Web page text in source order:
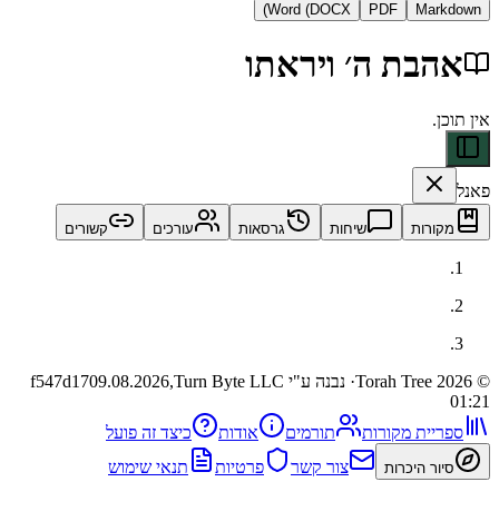
PDF
Word (DOCX)
ה׳ ויראתו
שיחות גרסאות עורכים קשורים
· נבנה ע"י Turn Byte LLC f547d1709.08.2026,
מקורות תורמים אודות כיצד זה פועל
היכרות צור קשר פרטיות תנאי שימוש